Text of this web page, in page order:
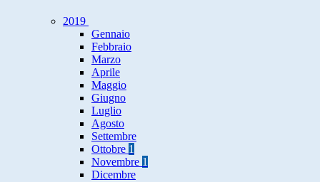
2019
Gennaio
Febbraio
Marzo
Aprile
Maggio
Giugno
Luglio
Agosto
Settembre
Ottobre 1
Novembre 1
Dicembre